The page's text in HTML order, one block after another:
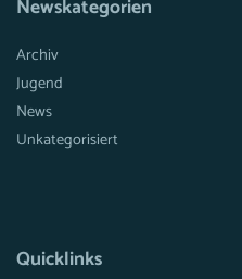
Newskategorien
Archiv
Jugend
News
Unkategorisiert
Quicklinks